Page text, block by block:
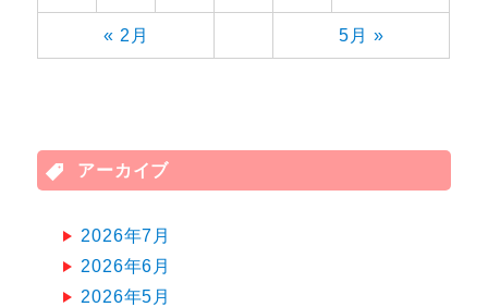
« 2月 5月 »
アーカイブ
2026年7月
2026年6月
2026年5月